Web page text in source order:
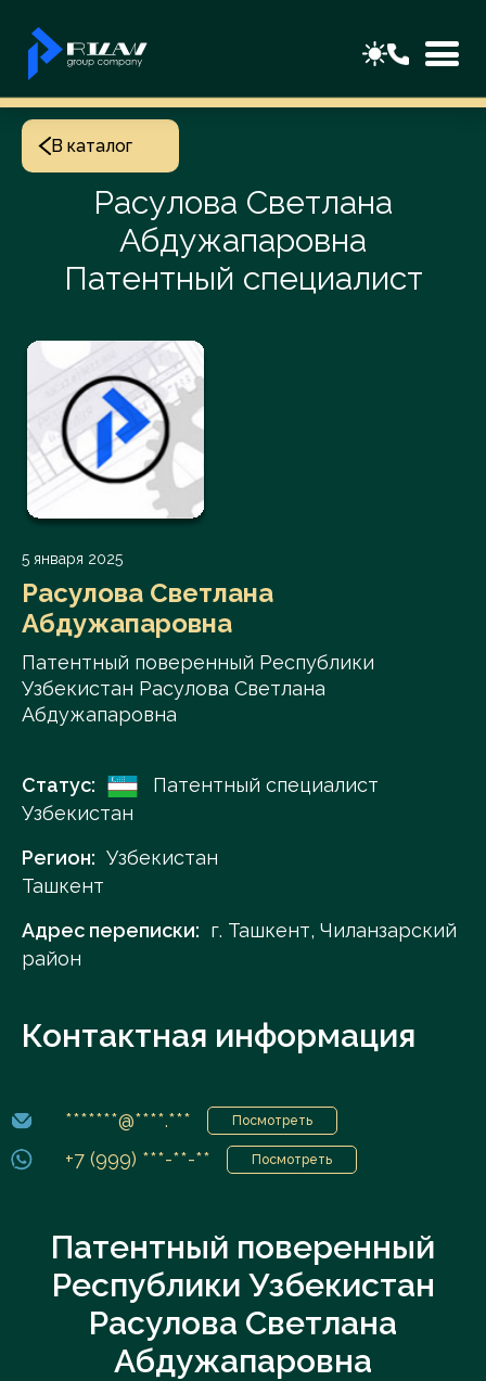
В каталог
Расулова Светлана
Абдужапаровна
Патентный специалист
5 января 2025
Расулова Светлана
Абдужапаровна
Патентный поверенный Республики
Узбекистан Расулова Светлана
Абдужапаровна
Статус:
Патентный специалист
Узбекистан
Регион: Узбекистан
Ташкент
Адрес переписки: г. Ташкент, Чиланзарский
район
Контактная информация
*******@****.*** Посмотреть
+7 (999) ***-**-** Посмотреть
Патентный поверенный
Республики Узбекистан
Расулова Светлана
Абдужапаровна